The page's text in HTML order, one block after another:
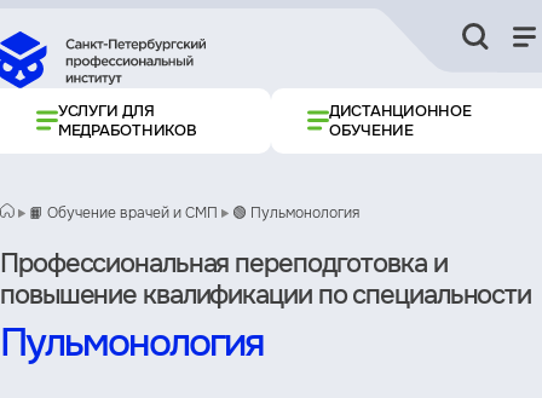
УСЛУГИ ДЛЯ
МЕДРАБОТНИКОВ
ДИСТАНЦИОННОЕ
ОБУЧЕНИЕ
📙 Обучение врачей и СМП 🟢 Пульмонология
Профессиональная переподготовка и
повышение квалификации по специальности
Пульмонология